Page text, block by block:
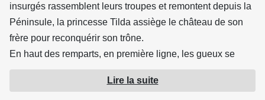
insurgés rassemblent leurs troupes et remontent depuis la
Péninsule, la princesse Tilda assiège le château de son
frère pour reconquérir son trône.
En haut des remparts, en première ligne, les gueux se
préparent à l'assaut.
Lire la suite